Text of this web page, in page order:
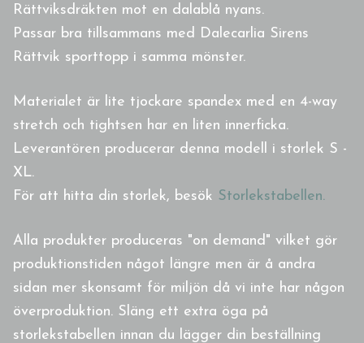
Rättviksdräkten mot en dalablå nyans.
Passar bra tillsammans med Dalecarlia Sirens
Rättvik sporttopp i samma mönster.
Materialet är lite tjockare spandex med en 4-way
stretch och tightsen har en liten innerficka.
Leverantören producerar denna modell i storlek S -
XL.
För att hitta din storlek, besök Storlekstabellen.
Alla produkter produceras "on demand" vilket gör
produktionstiden något längre men är å andra
sidan mer skonsamt för miljön då vi inte har någon
överproduktion. Släng ett extra öga på
storlekstabellen innan du lägger din beställning